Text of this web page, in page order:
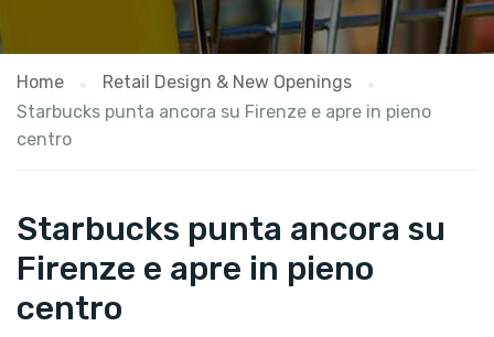
Home
Retail Design & New Openings
Starbucks punta ancora su Firenze e apre in pieno
centro
Starbucks punta ancora su
Firenze e apre in pieno
centro